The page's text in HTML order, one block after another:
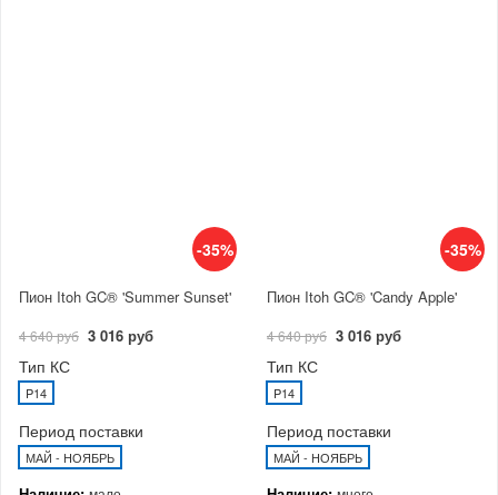
-35%
Пион Itoh GC® 'Summer Sunset'
4 640 руб 3 016 руб
Тип КС
P14
Период поставки
МАЙ - НОЯБРЬ
-35%
Пион Itoh GC® 'Candy Apple'
4 640 руб 3 016 руб
Тип КС
P14
Период поставки
МАЙ - НОЯБРЬ